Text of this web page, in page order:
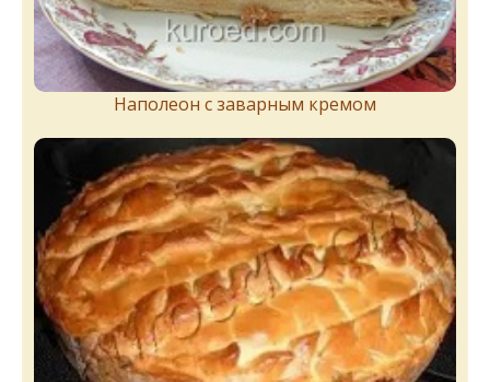
Наполеон с заварным кремом